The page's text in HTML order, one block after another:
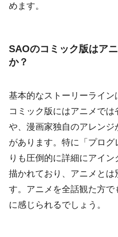
めます。
SAOのコミック版はア
か？
基本的なストーリーライン
コミック版にはアニメで
や、漫画家独自のアレンジ
があります。特に「プログ
りも圧倒的に詳細にアイ
描かれており、アニメとは
す。アニメを全話観た方
に感じられるでしょう。